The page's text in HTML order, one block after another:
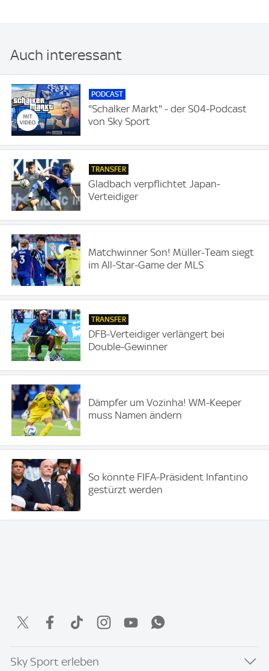
Auch interessant
PODCAST
"Schalker Markt" - der S04-Podcast
von Sky Sport
TRANSFER
Gladbach verpflichtet Japan-
Verteidiger
Matchwinner Son! Müller-Team siegt
im All-Star-Game der MLS
TRANSFER
DFB-Verteidiger verlängert bei
Double-Gewinner
Dämpfer um Vozinha! WM-Keeper
muss Namen ändern
So könnte FIFA-Präsident Infantino
gestürzt werden
Sky Sport erleben